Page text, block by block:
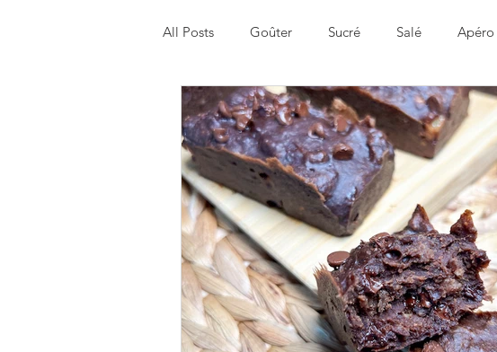
All Posts Goûter Sucré Salé Apéro
Menu de la semaine Healthy Pâques